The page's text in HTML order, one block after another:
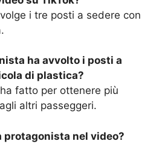
i tre posti a sedere con
ha avvolto i posti a
di plastica?
fatto per ottenere più
altri passeggeri.
protagonista nel video?